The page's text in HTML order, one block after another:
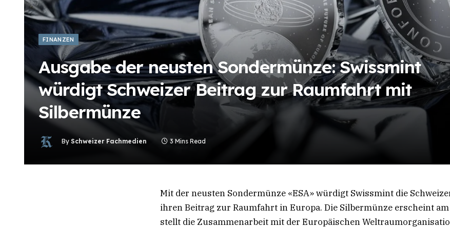
FINANZEN
Ausgabe der neusten Sondermünze: Swissmint
würdigt Schweizer Beitrag zur Raumfahrt mit
Silbermünze
By Schweizer Fachmedien 3 Mins Read
Mit der neusten Sondermünze «ESA» würdigt Swissmint die
ihren Beitrag zur Raumfahrt in Europa. Die Silbermünze erscheint
stellt die Zusammenarbeit mit der Europäischen